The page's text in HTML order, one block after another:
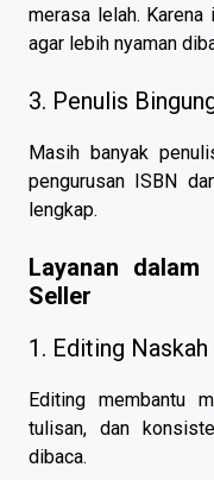
merasa lelah.
agar lebih nyaman
3. Penulis
Masih banyak
pengurusan ISBN
lengkap.
Layanan
Seller
1. Editing
Editing membantu
tulisan, dan
dibaca.